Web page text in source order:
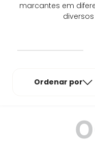
marcantes em
Ordenar por